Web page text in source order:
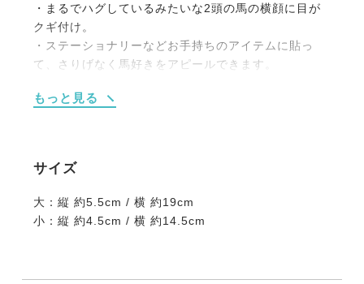
・まるでハグしているみたいな2頭の馬の横顔に目が
クギ付け。
・ステーショナリーなどお手持ちのアイテムに貼っ
て、さりげなく馬好きをアピールできます。
・ちょっとしたプレゼントにも最適です。
もっと見る
サイズ
大：縦 約5.5cm / 横 約19cm
小：縦 約4.5cm / 横 約14.5cm